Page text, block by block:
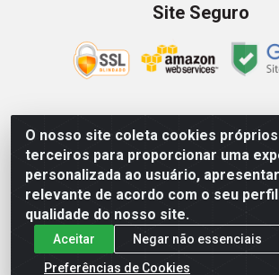
O nosso site coleta cookies
terceiros para proporcionar uma
personalizada ao usuário,
relevante de acordo com o seu
qualidade do nosso site.
Aceitar
Negar não essenciais
Preferências de Cookies
Site Seguro
Zein Importação e Comércio LTDA - Av.
- 12º e 13º andar - Centro, São Paulo/
09.023.754/0006-46